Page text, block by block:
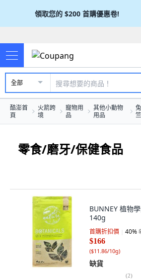
領取您的 $200 首購優惠卷!
全部
酷澎首
頁
火箭跨
境
寵物用
品
其他小動物
用品
零食/磨牙/保健食品
BUNNEY 植物
140g
首購折扣價 40%
$166
($11.86/10g)
缺貨
(2)